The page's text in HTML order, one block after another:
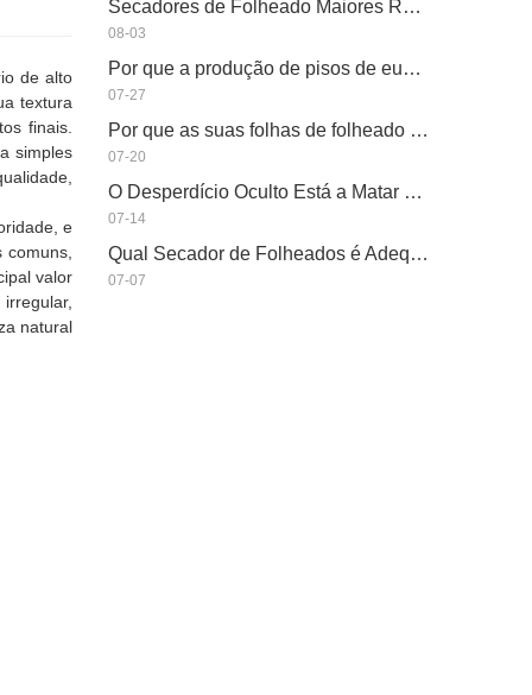
de alto
textura
finais.
simples
e
valor
natural
Secadores de Folheado Maiores Realmente Economizam Dinheiro?
08-03
Por que a produção de pisos de eucalipto precisa de um secador de folheados?
07-27
Por que as suas folhas de folheado perfeitamente secas re-humedeceram?
07-20
O Desperdício Oculto Está a Matar a Capacidade Real do Seu Secador de Folheados?
07-14
Qual Secador de Folheados é Adequado para a Sua Fábrica?
07-07